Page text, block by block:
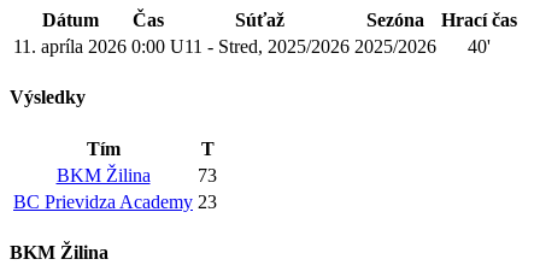
Dátum Čas Súťaž Sezóna
Hrací čas
11. apríla 2026 0:00 U11 - Stred, 2025/2026 2025/2026 40'
Výsledky
Tím
T
BKM Žilina
73
BC Prievidza Academy 23
BKM Žilina